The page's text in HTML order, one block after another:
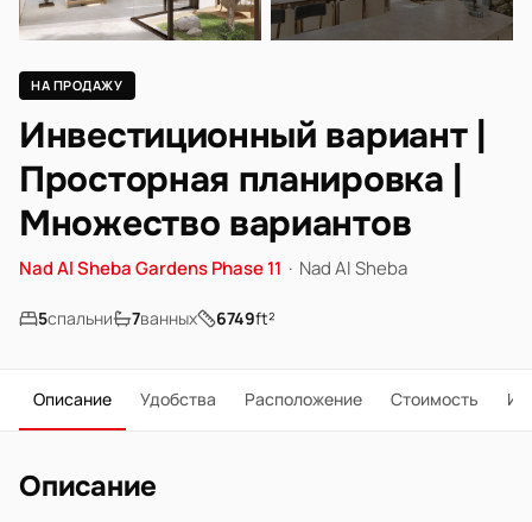
НА ПРОДАЖУ
Инвестиционный вариант |
Просторная планировка |
Множество вариантов
Nad Al Sheba Gardens Phase 11 · Nad Al Sheba
5спальни 7ванных 6749ft²
Описание Удобства Расположение Стоимость
Описание